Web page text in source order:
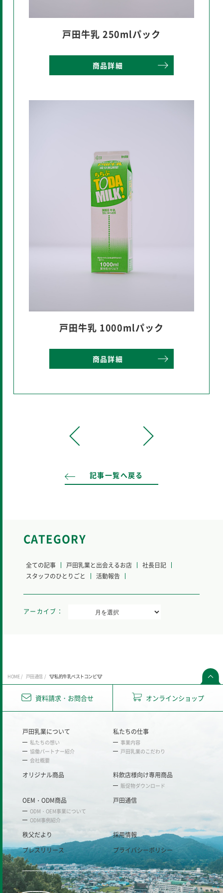
戸田牛乳 250mlパック
商品詳細
戸田牛乳 1000mlパック
商品詳細
記事一覧へ戻る
CATEGORY
全ての記事 戸田乳業と出会えるお店
社長日記
スタッフのひとりごと
活動報告
アーカイブ：
HOME 戸田通信 🐮私的牛乳ベストコンビ🐮
資料請求・お問合せ オンラインショップ
戸田乳業について
私たちの想い
協働パートナー紹介
会社概要
私たちの仕事
事業内容
戸田乳業のこだわり
オリジナル商品 料飲店様向け専用商品
販促物ダウンロード
OEM・ODM商品
ODM・OEM事業について
ODM事例紹介
戸田通信
秩父だより
採用情報
プレスリリース
プライバシーポリシー